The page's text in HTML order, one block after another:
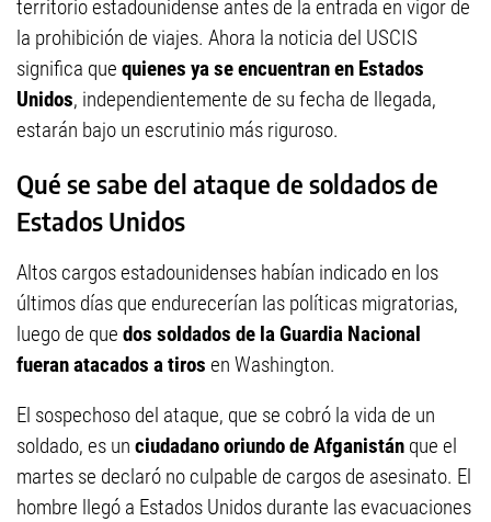
territorio estadounidense antes de la entrada en vigor de
la prohibición de viajes. Ahora la noticia del USCIS
significa que quienes ya se encuentran en Estados
Unidos, independientemente de su fecha de llegada,
estarán bajo un escrutinio más riguroso.
Qué se sabe del ataque de soldados de
Estados Unidos
Altos cargos estadounidenses habían indicado en los
últimos días que endurecerían las políticas migratorias,
luego de que dos soldados de la Guardia Nacional
fueran atacados a tiros en Washington.
El sospechoso del ataque, que se cobró la vida de un
soldado, es un ciudadano oriundo de Afganistán que el
martes se declaró no culpable de cargos de asesinato. El
hombre llegó a Estados Unidos durante las evacuaciones